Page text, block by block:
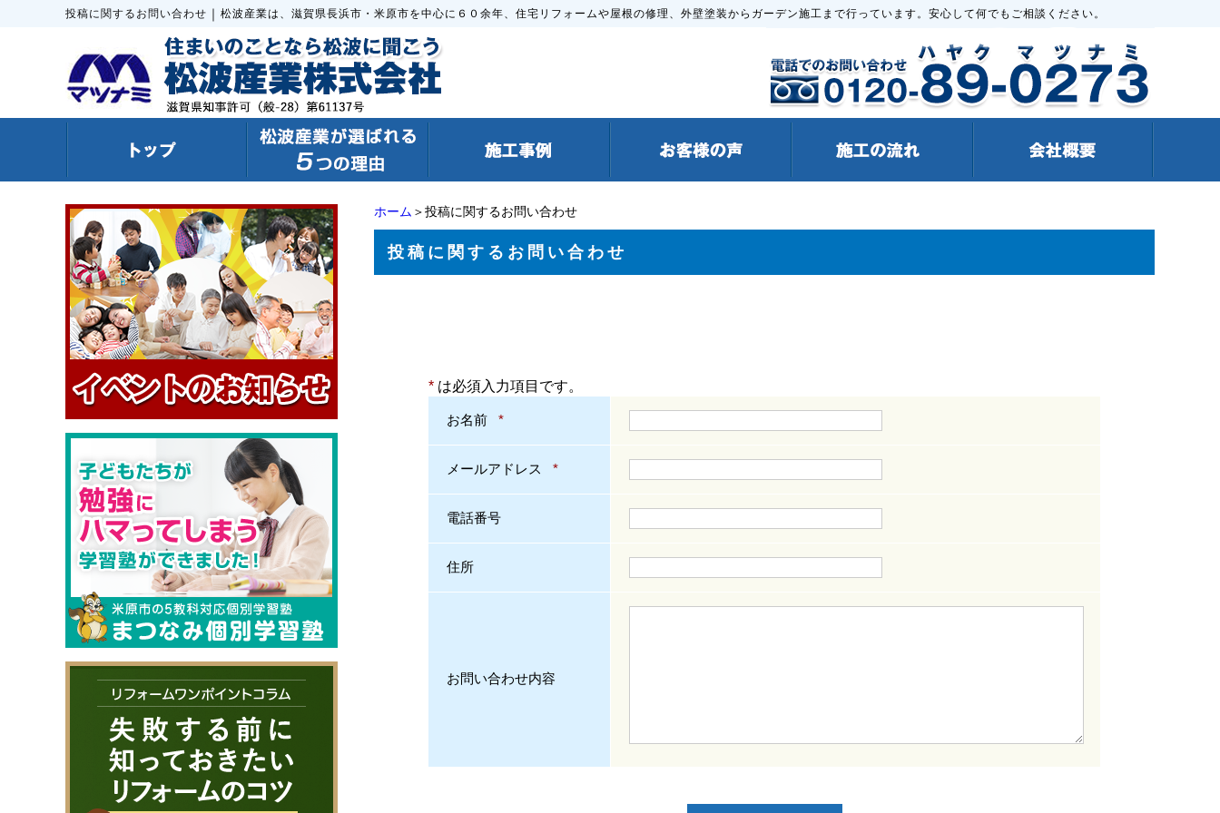
投稿に関するお問い合わせ ｜ 松波産業は、滋賀県長浜市・米原市を中心に６０余年、住宅リフォームや屋根の修理、外壁塗装からガーデン施工まで行っています。安心して何でもご相談ください。
ホーム ＞投稿に関するお問い合わせ
投稿に関するお問い合わせ
* は必須入力項目です。
お名前 *
メールアドレス *
電話番号
住所
お問い合わせ内容